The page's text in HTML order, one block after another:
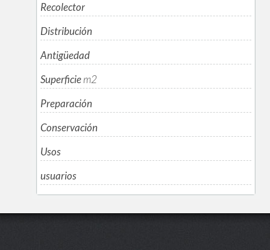
Recolector
Distribución
Antigüedad
Superficiem2
Preparación
Conservación
Usos
usuarios